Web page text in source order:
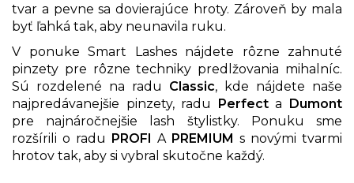
tvar a pevne sa dovierajúce hroty. Zároveň by mala
byť ľahká tak, aby neunavila ruku.
V ponuke Smart Lashes nájdete rôzne zahnuté
pinzety pre rôzne techniky predlžovania mihalníc.
Sú rozdelené na radu Classic, kde nájdete naše
najpredávanejšie pinzety, radu Perfect a Dumont
pre najnáročnejšie lash štylistky. Ponuku sme
rozšírili o radu PROFI A PREMIUM s novými tvarmi
hrotov tak, aby si vybral skutočne každý.